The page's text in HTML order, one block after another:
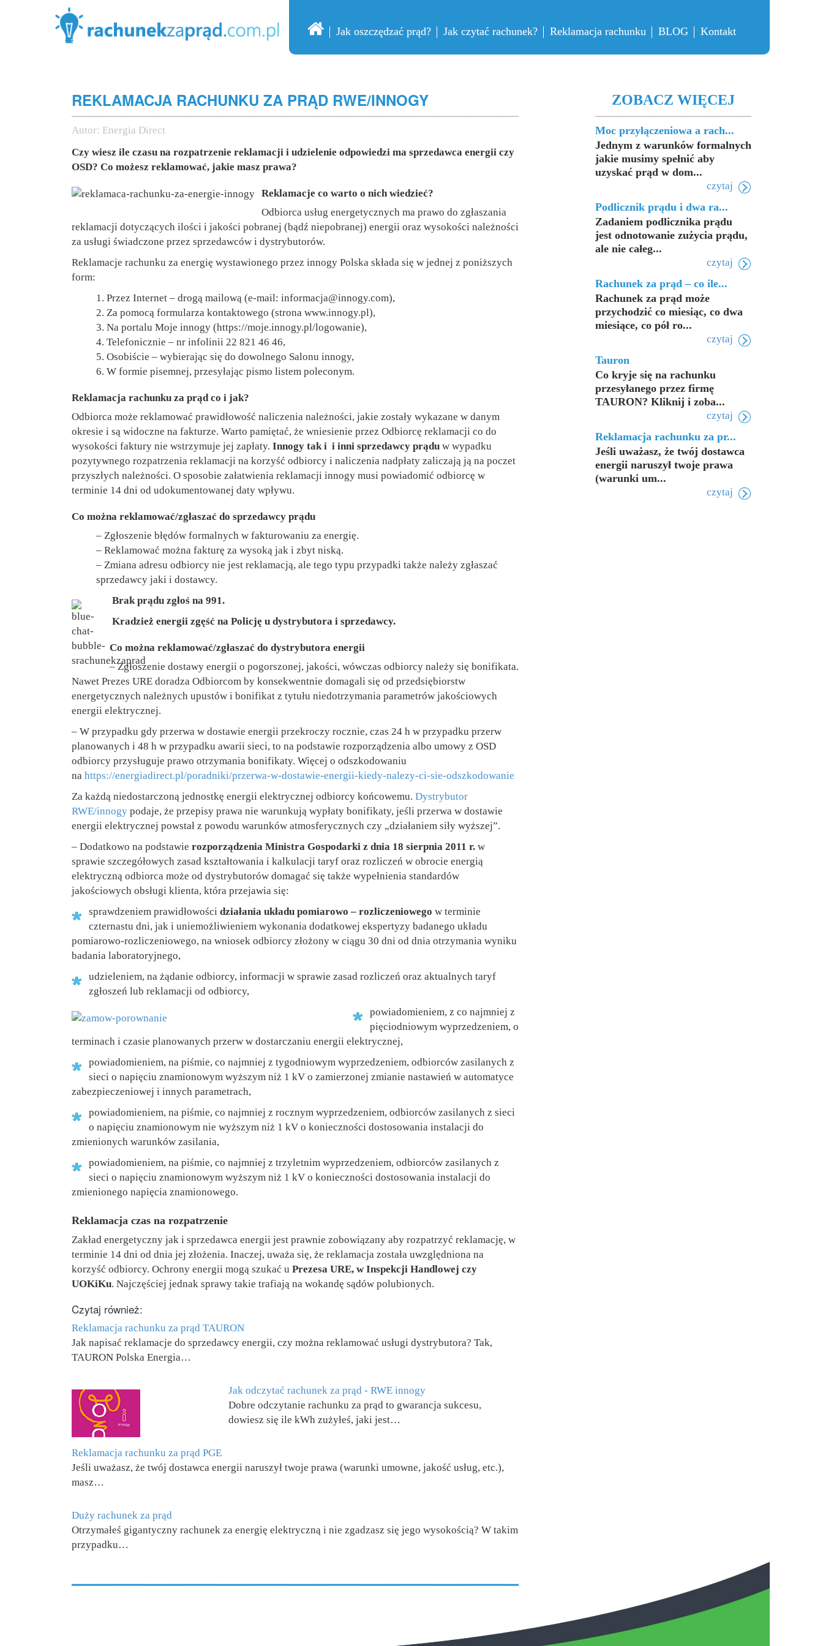
Jak oszczędzać prąd? Jak czytać rachunek? Reklamacja rachunku BLOG Kontakt
REKLAMACJA RACHUNKU ZA PRĄD RWE/INNOGY
Autor: Energia Direct
Czy wiesz ile czasu na rozpatrzenie reklamacji i udzielenie odpowiedzi ma sprzedawca energii czy
OSD? Co możesz reklamować, jakie masz prawa?
Reklamacje co warto o nich wiedzieć?
Odbiorca usług energetycznych ma prawo do zgłaszania
reklamacji dotyczących ilości i jakości pobranej (bądź niepobranej) energii oraz wysokości należności
za usługi świadczone przez sprzedawców i dystrybutorów.
Reklamacje rachunku za energię wystawionego przez innogy Polska składa się w jednej z poniższych
form:
1. Przez Internet – drogą mailową (e-mail: informacja@innogy.com),
2. Za pomocą formularza kontaktowego (strona www.innogy.pl),
3. Na portalu Moje innogy (https://moje.innogy.pl/logowanie),
4. Telefonicznie – nr infolinii 22 821 46 46,
5. Osobiście – wybierając się do dowolnego Salonu innogy,
6. W formie pisemnej, przesyłając pismo listem poleconym.
Reklamacja rachunku za prąd co i jak?
Odbiorca może reklamować prawidłowość naliczenia należności, jakie zostały wykazane w danym
okresie i są widoczne na fakturze. Warto pamiętać, że wniesienie przez Odbiorcę reklamacji co do
wysokości faktury nie wstrzymuje jej zapłaty. Innogy tak i i inni sprzedawcy prądu w wypadku
pozytywnego rozpatrzenia reklamacji na korzyść odbiorcy i naliczenia nadpłaty zaliczają ją na poczet
przyszłych należności. O sposobie załatwienia reklamacji innogy musi powiadomić odbiorcę w
terminie 14 dni od udokumentowanej daty wpływu.
Co można reklamować/zgłaszać do sprzedawcy prądu
– Zgłoszenie błędów formalnych w fakturowaniu za energię.
– Reklamować można fakturę za wysoką jak i zbyt niską.
– Zmiana adresu odbiorcy nie jest reklamacją, ale tego typu przypadki także należy zgłaszać
sprzedawcy jaki i dostawcy.
Brak prądu zgłoś na 991.
Kradzież energii zgęść na Policję u dystrybutora i sprzedawcy.
Co można reklamować/zgłaszać do dystrybutora energii
– Zgłoszenie dostawy energii o pogorszonej, jakości, wówczas odbiorcy należy się bonifikata.
Nawet Prezes URE doradza Odbiorcom by konsekwentnie domagali się od przedsiębiorstw
energetycznych należnych upustów i bonifikat z tytułu niedotrzymania parametrów jakościowych
energii elektrycznej.
– W przypadku gdy przerwa w dostawie energii przekroczy rocznie, czas 24 h w przypadku przerw
planowanych i 48 h w przypadku awarii sieci, to na podstawie rozporządzenia albo umowy z OSD
odbiorcy przysługuje prawo otrzymania bonifikaty. Więcej o odszkodowaniu
na https://energiadirect.pl/poradniki/przerwa-w-dostawie-energii-kiedy-nalezy-ci-sie-odszkodowanie
Za każdą niedostarczoną jednostkę energii elektrycznej odbiorcy końcowemu. Dystrybutor
RWE/innogy podaje, że przepisy prawa nie warunkują wypłaty bonifikaty, jeśli przerwa w dostawie
energii elektrycznej powstał z powodu warunków atmosferycznych czy „działaniem siły wyższej”.
– Dodatkowo na podstawie rozporządzenia Ministra Gospodarki z dnia 18 sierpnia 2011 r. w
sprawie szczegółowych zasad kształtowania i kalkulacji taryf oraz rozliczeń w obrocie energią
elektryczną odbiorca może od dystrybutorów domagać się także wypełnienia standardów
jakościowych obsługi klienta, która przejawia się:
sprawdzeniem prawidłowości działania układu pomiarowo – rozliczeniowego w terminie
czternastu dni, jak i uniemożliwieniem wykonania dodatkowej ekspertyzy badanego układu
pomiarowo-rozliczeniowego, na wniosek odbiorcy złożony w ciągu 30 dni od dnia otrzymania wyniku
badania laboratoryjnego,
udzieleniem, na żądanie odbiorcy, informacji w sprawie zasad rozliczeń oraz aktualnych taryf
zgłoszeń lub reklamacji od odbiorcy,
powiadomieniem, z co najmniej z
pięciodniowym wyprzedzeniem, o
terminach i czasie planowanych przerw w dostarczaniu energii elektrycznej,
powiadomieniem, na piśmie, co najmniej z tygodniowym wyprzedzeniem, odbiorców zasilanych z
sieci o napięciu znamionowym wyższym niż 1 kV o zamierzonej zmianie nastawień w automatyce
zabezpieczeniowej i innych parametrach,
powiadomieniem, na piśmie, co najmniej z rocznym wyprzedzeniem, odbiorców zasilanych z sieci
o napięciu znamionowym nie wyższym niż 1 kV o konieczności dostosowania instalacji do
zmienionych warunków zasilania,
powiadomieniem, na piśmie, co najmniej z trzyletnim wyprzedzeniem, odbiorców zasilanych z
sieci o napięciu znamionowym wyższym niż 1 kV o konieczności dostosowania instalacji do
zmienionego napięcia znamionowego.
Reklamacja czas na rozpatrzenie
Zakład energetyczny jak i sprzedawca energii jest prawnie zobowiązany aby rozpatrzyć reklamację, w
terminie 14 dni od dnia jej złożenia. Inaczej, uważa się, że reklamacja została uwzględniona na
korzyść odbiorcy. Ochrony energii mogą szukać u Prezesa URE, w Inspekcji Handlowej czy
UOKiKu. Najczęściej jednak sprawy takie trafiają na wokandę sądów polubionych.
Czytaj również:
Reklamacja rachunku za prąd TAURON
Jak napisać reklamacje do sprzedawcy energii, czy można reklamować usługi dystrybutora? Tak,
TAURON Polska Energia…
Jak odczytać rachunek za prąd - RWE innogy
Dobre odczytanie rachunku za prąd to gwarancja sukcesu,
dowiesz się ile kWh zużyłeś, jaki jest…
Reklamacja rachunku za prąd PGE
Jeśli uważasz, że twój dostawca energii naruszył twoje prawa (warunki umowne, jakość usług, etc.),
masz…
Duży rachunek za prąd
Otrzymałeś gigantyczny rachunek za energię elektryczną i nie zgadzasz się jego wysokością? W takim
przypadku…
ZOBACZ WIĘCEJ
Moc przyłączeniowa a rach...
Jednym z warunków formalnych
jakie musimy spełnić aby
uzyskać prąd w dom...
czytaj
Podlicznik prądu i dwa ra...
Zadaniem podlicznika prądu
jest odnotowanie zużycia prądu,
ale nie całeg...
czytaj
Rachunek za prąd – co ile...
Rachunek za prąd może
przychodzić co miesiąc, co dwa
miesiące, co pół ro...
czytaj
Tauron
Co kryje się na rachunku
przesyłanego przez firmę
TAURON? Kliknij i zoba...
czytaj
Reklamacja rachunku za pr...
Jeśli uważasz, że twój dostawca
energii naruszył twoje prawa
(warunki um...
czytaj